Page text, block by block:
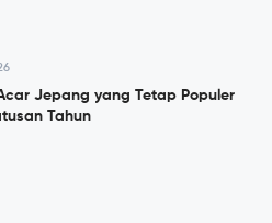
Jepang yang Tetap Populer
Tahun